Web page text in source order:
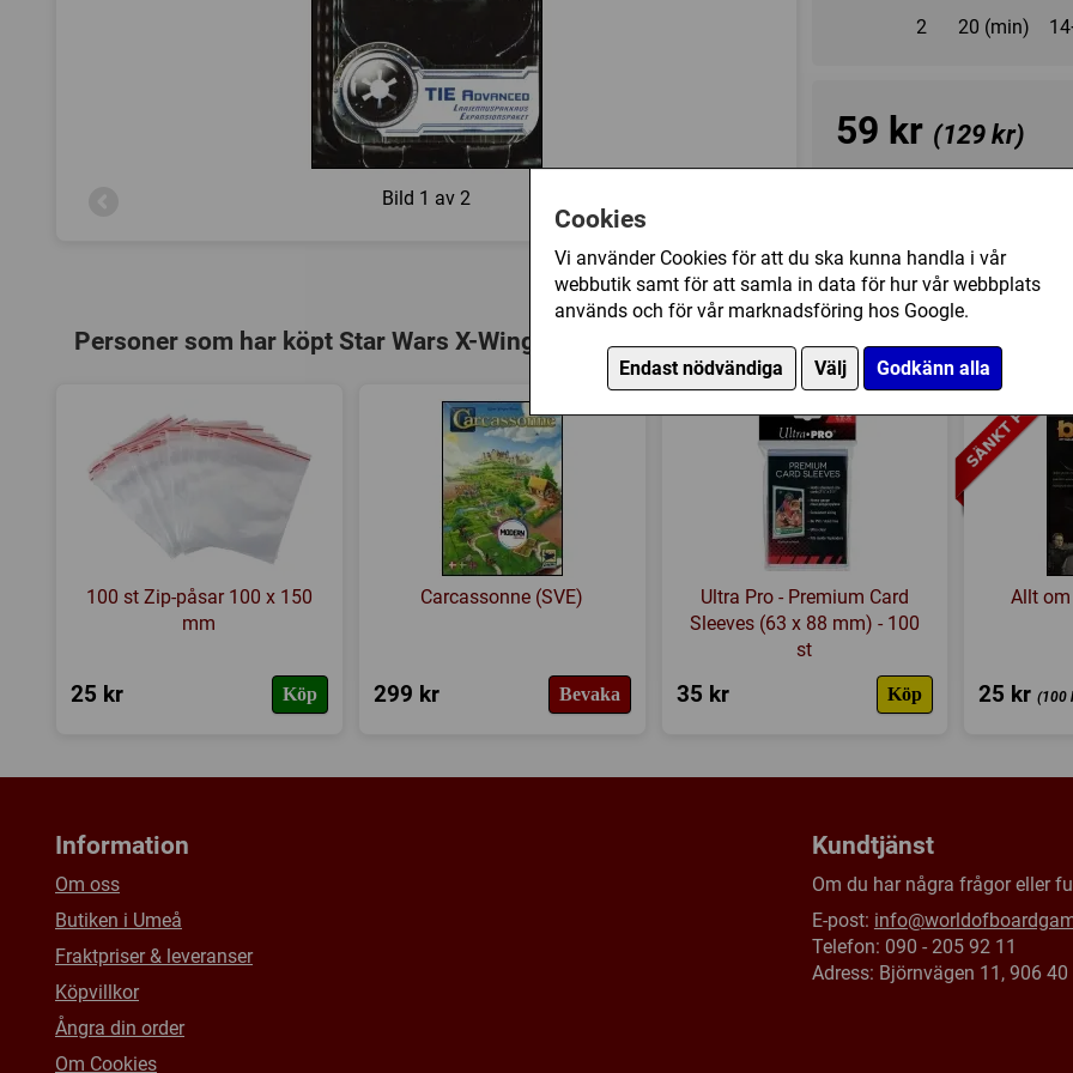
Cookies
Vi använder Cookies för att du ska kunna handla i vår
webbutik samt för att samla in data för hur vår webbplats
används och för vår marknadsföring hos Google.
Endast nödvändiga Välj Godkänn alla
Bild 1 av 2
2 20 (min)
59 kr (129 kr)
Övrig information
Speltyp: Krigsspel
Kategori: Luftfart,Figurer
Inringning,Tärning, Punkt
Tillverkare:
Fantasy Flight
Länkar:
BoardGameGeek
Försälj. rank:
15128/18139
Personer som har köpt Star Wars X-Wing: TIE Advanced (Exp.) (SVE) har också köpt
100 st Zip-påsar 100 x 150
mm
25 kr Köp
Carcassonne (SVE)
299 kr Bevaka
Ultra Pro - Premium Card
Sleeves (63 x 88 mm) - 100
st
35 kr Köp
Allt om
25 kr(100
Information
Om oss
Butiken i Umeå
Fraktpriser & leveranser
Köpvillkor
Ångra din order
Om Cookies
Kundtjänst
Om du har några frågor eller
E-post:
Telefon: 090 - 205 92 11
Adress: Björnvägen 11, 906 40